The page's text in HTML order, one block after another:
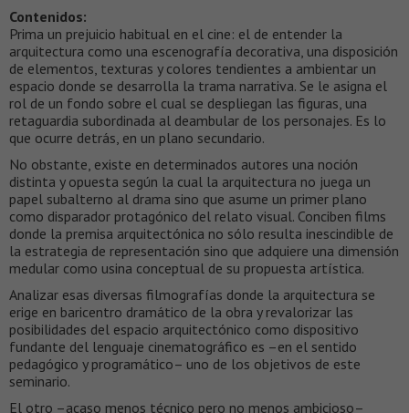
Contenidos:
Prima un prejuicio habitual en el cine: el de entender la
arquitectura como una escenografía decorativa, una disposición
de elementos, texturas y colores tendientes a ambientar un
espacio donde se desarrolla la trama narrativa. Se le asigna el
rol de un fondo sobre el cual se despliegan las figuras, una
retaguardia subordinada al deambular de los personajes. Es lo
que ocurre detrás, en un plano secundario.
No obstante, existe en determinados autores una noción
distinta y opuesta según la cual la arquitectura no juega un
papel subalterno al drama sino que asume un primer plano
como disparador protagónico del relato visual. Conciben films
donde la premisa arquitectónica no sólo resulta inescindible de
la estrategia de representación sino que adquiere una dimensión
medular como usina conceptual de su propuesta artística.
Analizar esas diversas filmografías donde la arquitectura se
erige en baricentro dramático de la obra y revalorizar las
posibilidades del espacio arquitectónico como dispositivo
fundante del lenguaje cinematográfico es –en el sentido
pedagógico y programático– uno de los objetivos de este
seminario.
El otro –acaso menos técnico pero no menos ambicioso–